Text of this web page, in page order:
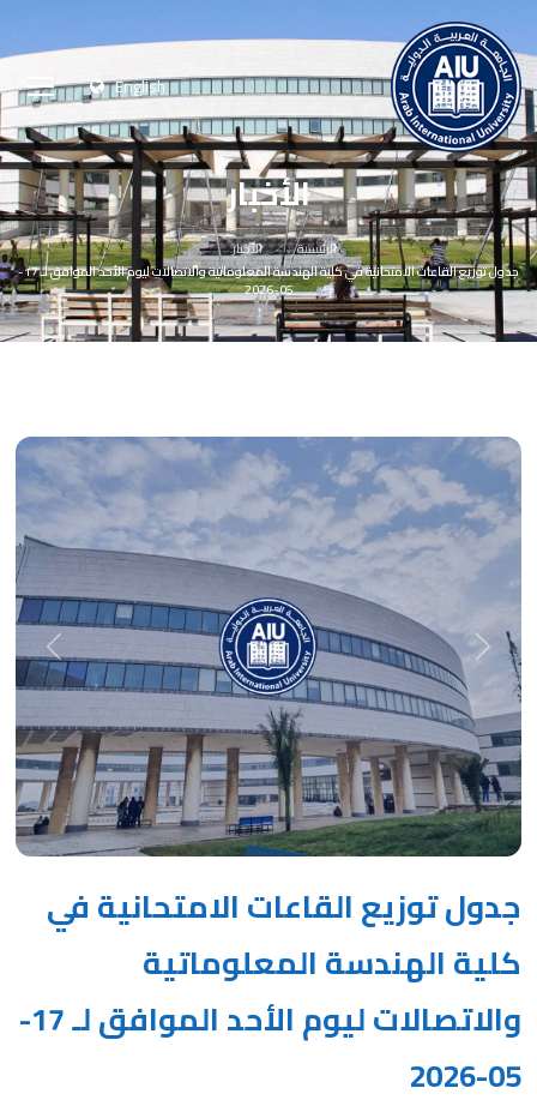
English
الأخبار
الرئيسية
الأخبار
جدول توزيع القاعات الامتحانية في كلية الهندسة المعلوماتية والاتصالات ليوم الأحد الموافق لـ 17-
05-2026
Previous
Next
جدول توزيع القاعات الامتحانية في
كلية الهندسة المعلوماتية
والاتصالات ليوم الأحد الموافق لـ 17-
05-2026